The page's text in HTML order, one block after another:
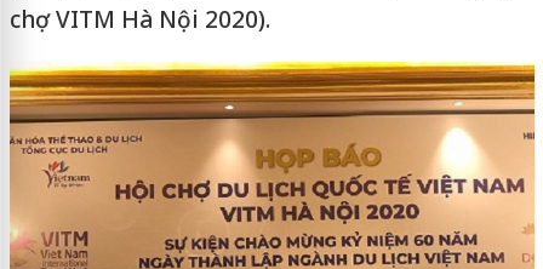
chợ VITM Hà Nội 2020).